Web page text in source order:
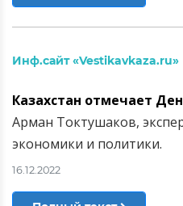
Инф.сайт «Vestikavkaza.ru»
Казахстан отмечает
Арман Токтушаков,
экономики и политики.
16.12.2022